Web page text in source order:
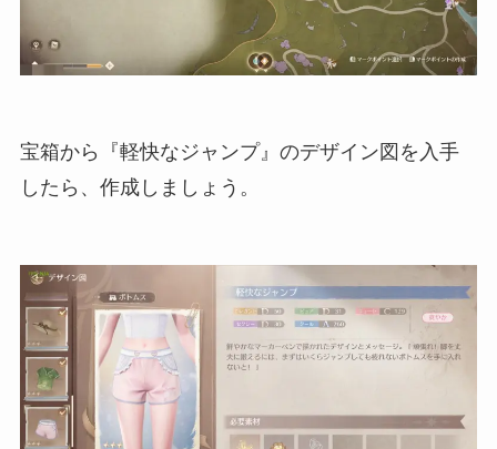
宝箱から『軽快なジャンプ』のデザイン図を入手
したら、作成しましょう。